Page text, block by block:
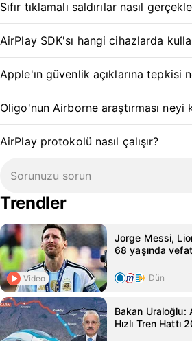
Sıfır tıklamalı saldırılar nasıl
AirPlay SDK'sı hangi cihazlarda
Apple'ın güvenlik açıklarına tepkisi
Oligo'nun Airborne araştırması neyi
AirPlay protokolü nasıl çalışır?
Trendler
Video
Jorge Messi,
68 yaşında
Dün
Bakan Uraloğlu:
Hızlı Tren